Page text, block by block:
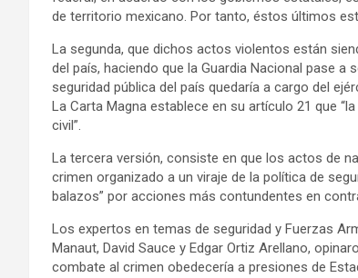
de territorio mexicano. Por tanto, éstos últimos
La segunda, que dichos actos violentos están
del país, haciendo que la Guardia Nacional pase a
seguridad pública del país quedaría a cargo del
La Carta Magna establece en su artículo 21 que
civil”.
La tercera versión, consiste en que los actos de
crimen organizado a un viraje de la política de
balazos” por acciones más contundentes en
Los expertos en temas de seguridad y Fuerzas
Manaut, David Sauce y Edgar Ortiz Arellano,
combate al crimen obedecería a presiones de